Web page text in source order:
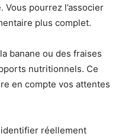
Vous pourrez l’associer
plus complet.
banane ou des fraises
nutritionnels. Ce
en compte vos attentes
réellement